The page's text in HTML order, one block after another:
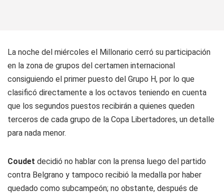
La noche del miércoles el Millonario cerró su participación
en la zona de grupos del certamen internacional
consiguiendo el primer puesto del Grupo H, por lo que
clasificó directamente a los octavos teniendo en cuenta
que los segundos puestos recibirán a quienes queden
terceros de cada grupo de la Copa Libertadores, un detalle
para nada menor.
Coudet decidió no hablar con la prensa luego del partido
contra Belgrano y tampoco recibió la medalla por haber
quedado como subcampeón; no obstante, después de